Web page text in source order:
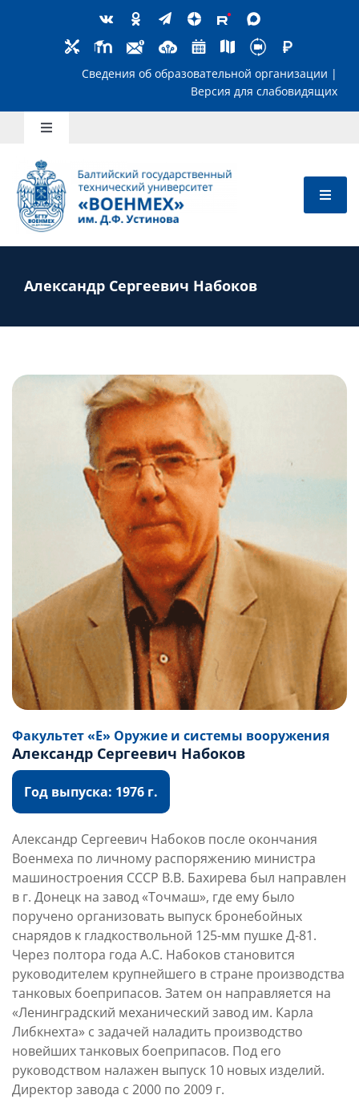
Сведения об образовательной
Toggle
Школьникам
Абитуриентам
Преподавателям
Слушателям
Партнерам
Александр Сергеевич Набоков
Факультет «Е» Оружие и системы вооружения
Александр Сергеевич Набоков
Год выпуска: 1976 г.
Александр Сергеевич Набоков после окончания
Военмеха по личному распоряжению министра
машиностроения СССР В.В. Бахирева был направлен
в г. Донецк на завод «Точмаш», где ему было
поручено организовать выпуск бронебойных
снарядов к гладкоствольной 125-мм пушке Д-81.
Через полтора года А.С. Набоков становится
руководителем крупнейшего в стране производства
танковых боеприпасов. Затем он направляется на
«Ленинградский механический завод им. Карла
Либкнехта» с задачей наладить производство
новейших танковых боеприпасов. Под его
руководством налажен выпуск 10 новых изделий.
Директор завода с 2000 по 2009 г.